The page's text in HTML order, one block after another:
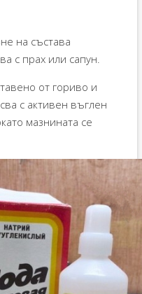
на състава
с прах или сапун.
от гориво и
с активен въглен
мазнината се